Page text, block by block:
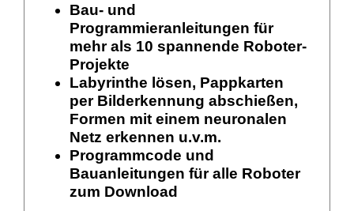
Bau- und
Programmieranleitungen für
mehr als 10 spannende Roboter-
Projekte
Labyrinthe lösen, Pappkarten
per Bilderkennung abschießen,
Formen mit einem neuronalen
Netz erkennen u.v.m.
Programmcode und
Bauanleitungen für alle Roboter
zum Download